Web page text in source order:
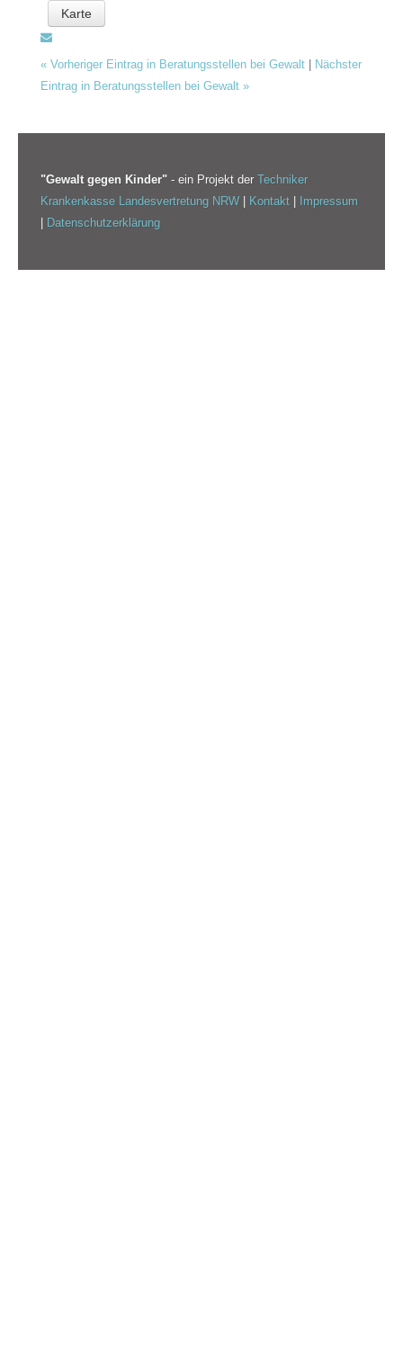
Karte
« Vorheriger Eintrag in Beratungsstellen bei Gewalt | Nächster
Eintrag in Beratungsstellen bei Gewalt »
"Gewalt gegen Kinder" - ein Projekt der Techniker
Krankenkasse Landesvertretung NRW | Kontakt | Impressum
| Datenschutzerklärung